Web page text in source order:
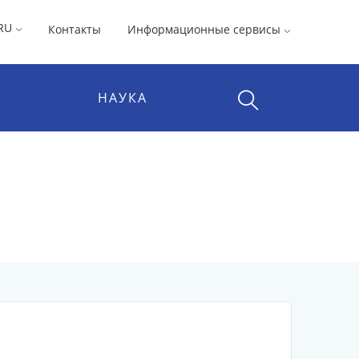
Контакты Информационные сервисы
НАУКА